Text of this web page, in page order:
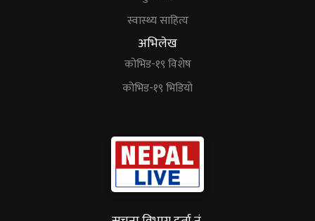
स्वास्थ्य साहित्य
अभिलेख
कोभिड-१९ विशेष
कोभिड-१९ भिडियो